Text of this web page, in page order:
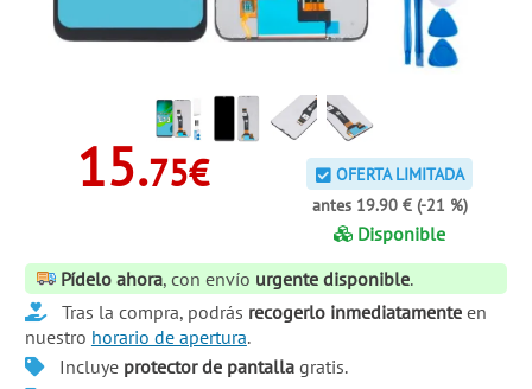
15.75€
OFERTA LIMITADA
antes 19.90 € (-21 %)
Disponible
Pídelo ahora, con envío urgente disponible.
Tras la compra, podrás recogerlo inmediatamenteen
nuestro horario de apertura.
Incluye protector de pantallagratis.